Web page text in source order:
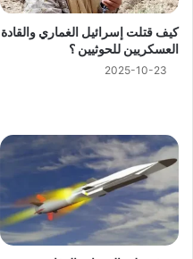
كيف قتلت إسرائيل الغماري والقادة
العسكريين للحوثيين ؟
2025-10-23